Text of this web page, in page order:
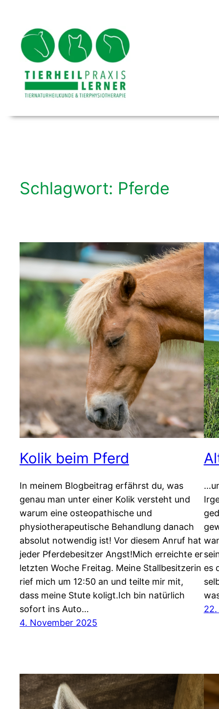
springen
Schlagwort: Pferde
Kolik beim Pferd
In meinem Blogbeitrag erfährst du, was
genau man unter einer Kolik versteht und
warum eine osteopathische und
physiotherapeutische Behandlung danach
absolut notwendig ist! Vor diesem Anruf hat
jeder Pferdebesitzer Angst!Mich erreichte er
letzten Woche Freitag. Meine Stallbesitzerin
rief mich um 12:50 an und teilte mir mit,
dass meine Stute koligt.Ich bin natürlich
sofort ins Auto…
4. November 2025
es